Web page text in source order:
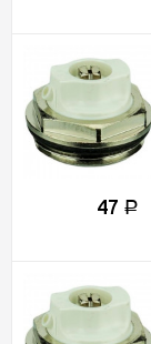
47 Р